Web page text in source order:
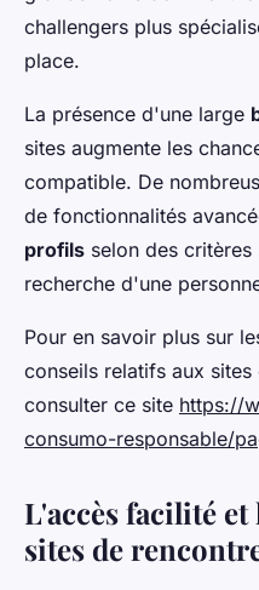
challengers plus
place.
La présence d'une large
sites augmente les
compatible. De
de fonctionnalités
profils selon des
recherche d'une
Pour en savoir plus sur
conseils relatifs aux
consulter ce site https://
consumo-responsable/
L'accès facilité
sites de